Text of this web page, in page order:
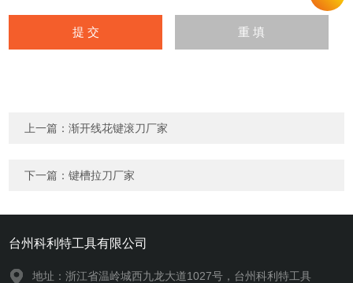
上一篇：渐开线花键滚刀厂家
下一篇：键槽拉刀厂家
台州科利特工具有限公司
地址：浙江省温岭城西九龙大道1027号，台州科利特工具